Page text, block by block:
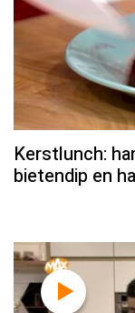
Kerstlunch:
bietendip en